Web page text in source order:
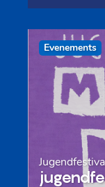
Evenements